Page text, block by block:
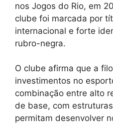
nos Jogos do Rio, em
clube foi marcada por
internacional e forte
rubro-negra.
O clube afirma que a
investimentos no
combinação entre alto
de base, com
permitam desenvolver